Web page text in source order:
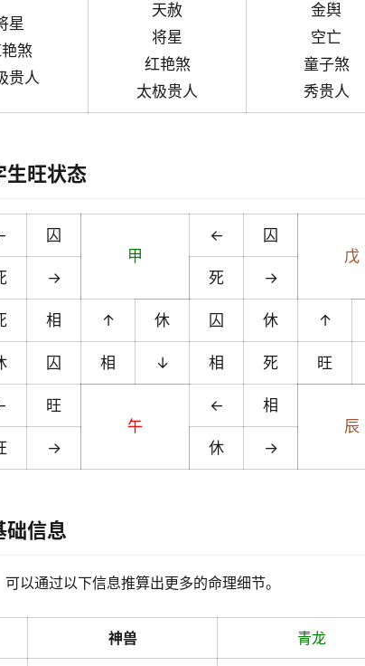
星
煞
贵人
天赦
将星
红艳煞
太极贵人
金舆
空亡
童子煞
秀贵人
生旺状态
囚
甲
←
囚
戊
→ 死 →
相 ↑ 休 囚 休 ↑
囚 相 ↓ 相 死 旺
旺
午
←
相
辰
→ 休 →
础信息
以通过以下信息推算出更多的命理细节。
神兽 青龙